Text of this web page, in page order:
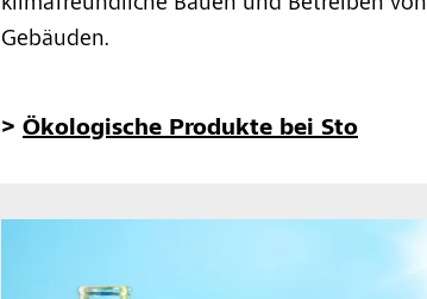
klimafreundliche Bauen und Betreiben von
Gebäuden.
> Ökologische Produkte bei Sto